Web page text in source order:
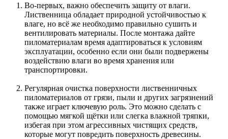
Во-первых, важно обеспечить защиту от влаги.
Лиственница обладает природной устойчивостью к
влаге, но всё же необходимо правильно сушить и
вентилировать материалы. После монтажа дайте
пиломатериалам время адаптироваться к условиям
эксплуатации, особенно если они были подвержены
воздействию влаги во время хранения или
транспортировки.
Регулярная очистка поверхности лиственничных
пиломатериалов от грязи, пыли и других загрязнений
также играет ключевую роль. Это можно сделать с
помощью мягкой щётки или слегка влажной тряпки,
избегая при этом агрессивных чистящих средств,
которые могут повредить поверхность древесины.